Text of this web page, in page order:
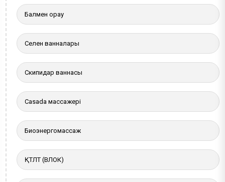
Балмен орау
Селен ванналары
Скипидар ваннасы
Casada массажері
Биоэнергомассаж
ҚТЛТ (ВЛОК)